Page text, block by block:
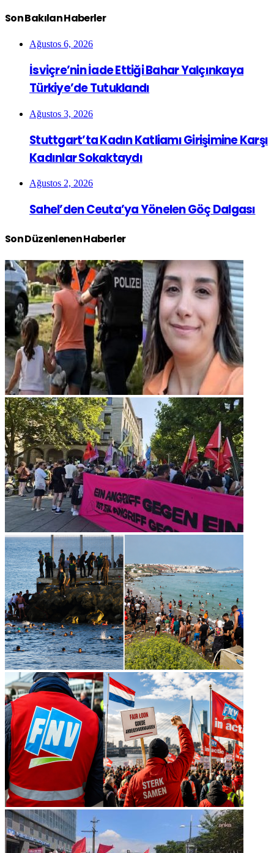
Son Bakılan Haberler
Ağustos 6, 2026
İsviçre’nin İade Ettiği Bahar Yalçınkaya
Türkiye’de Tutuklandı
Ağustos 3, 2026
Stuttgart’ta Kadın Katliamı Girişimine Karşı
Kadınlar Sokaktaydı
Ağustos 2, 2026
Sahel’den Ceuta’ya Yönelen Göç Dalgası
Son Düzenlenen Haberler